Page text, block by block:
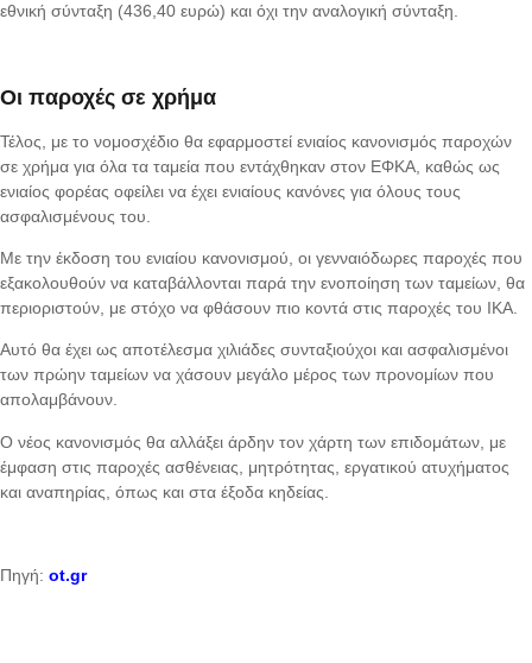
εθνική σύνταξη (436,40 ευρώ) και όχι την αναλογική σύνταξη.
Οι παροχές σε χρήμα
Τέλος, με το νομοσχέδιο θα εφαρμοστεί ενιαίος κανονισμός παροχών
σε χρήμα για όλα τα ταμεία που εντάχθηκαν στον ΕΦΚΑ, καθώς ως
ενιαίος φορέας οφείλει να έχει ενιαίους κανόνες για όλους τους
ασφαλισμένους του.
Με την έκδοση του ενιαίου κανονισμού, οι γενναιόδωρες παροχές που
εξακολουθούν να καταβάλλονται παρά την ενοποίηση των ταμείων, θα
περιοριστούν, με στόχο να φθάσουν πιο κοντά στις παροχές του ΙΚΑ.
Αυτό θα έχει ως αποτέλεσμα χιλιάδες συνταξιούχοι και ασφαλισμένοι
των πρώην ταμείων να χάσουν μεγάλο μέρος των προνομίων που
απολαμβάνουν.
Ο νέος κανονισμός θα αλλάξει άρδην τον χάρτη των επιδομάτων, με
έμφαση στις παροχές ασθένειας, μητρότητας, εργατικού ατυχήματος
και αναπηρίας, όπως και στα έξοδα κηδείας.
Πηγή: ot.gr